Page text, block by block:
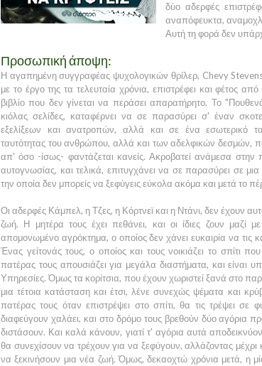
δύο αδερφές
αναπόφευκτα,
Αυτή τη φορά δεν
Προσωπική άποψη:
Η αγαπημένη συγγραφέας ψυχολογικών θρίλερ, Chevy
με το έργο της τα τελευταία χρόνια, επιστρέφει και φέτος
βιβλίο που δεν γίνεται να περάσει απαρατήρητο. Το
κιόλας σελίδες, καταφέρνει να σε παρασύρει σ' έναν
εξελίξεων και ανατροπών, αλλά και σε ένα εσωτερικό
ταυτότητας του ανθρώπου, αλλά και των αδελφικών δεσμών,
απ' όσο -ίσως- φαντάζεται κανείς. Ακροβατεί ανάμεσα στην
αυτογνωσίας, και τελικά, επιτυγχάνει να σε παρασύρει σε
την οποία δεν μπορείς να ξεφύγεις εύκολα ακόμα και μετά το
Οι αδερφές Κάμπελ, η Τζες, η Κόρτνεϊ και η Ντάνι, δεν έχουν
ζωή. Η μητέρα τους έχει πεθάνει, και οι ίδιες ζουν μαζί
απομονωμένο αγρόκτημα, ο οποίος δεν χάνει ευκαιρία να τις
Ένας γείτονάς τους, ο οποίος και τους νοικιάζει το σπίτι
πατέρας τους απουσιάζει για μεγάλα διαστήματα, και είναι
Υπηρεσίες. Όμως τα κορίτσια, που έχουν χωριστεί ξανά στο
μια τέτοια κατάσταση και έτσι, λένε συνεχώς ψέματα και
πατέρας τους όταν επιστρέψει στο σπίτι, θα τις τρέψει
διαφεύγουν χαλάει, και στο δρόμο τους βρεθούν δύο αγόρια
διστάσουν. Και καλά κάνουν, γιατί τ' αγόρια αυτά
θα συνεχίσουν να τρέχουν για να ξεφύγουν, αλλάζοντας
να ξεκινήσουν μια νέα ζωή. Όμως, δεκαοχτώ χρόνια μετά, η